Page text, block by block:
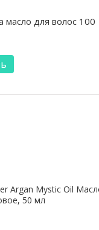
масло для волос 100